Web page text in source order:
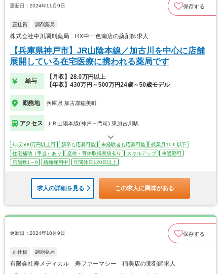
更新日：2024年11月9日 保存する
正社員 調剤薬局
株式会社中川調剤薬局 RX中一色南店の薬剤師求人
【兵庫県神戸市】JR山陰本線／加古川を中心に店舗
展開している在宅医療に携われる薬局です
給与
【月収】28.0万円以上
【年収】430万円～500万円24歳～50歳モデル
勤務地 兵庫県 加古郡稲美町
アクセス ＪＲ山陽本線(神戸－門司) 東加古川駅
年収500万円以上可 新卒も応募可能 未経験者も応募可能
残業月10ｈ以下
住宅補助（手当）あり
産休・育休取得実績有り スキルアップ
車通勤可
店舗数1～9
積極採用中 年間休日120日以上
求人の詳細を見る この求人に興味がある
更新日：2024年10月9日 保存する
正社員 調剤薬局
有限会社寿メディカル 寿ファーマシー 稲美店の薬剤師求人